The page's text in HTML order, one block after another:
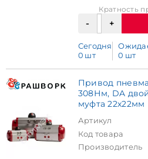
Кратность
Сегодня
0 шт
0 шт
Привод
308Нм, DA
муфта 22х22мм
Артикул
Код товара
Производитель